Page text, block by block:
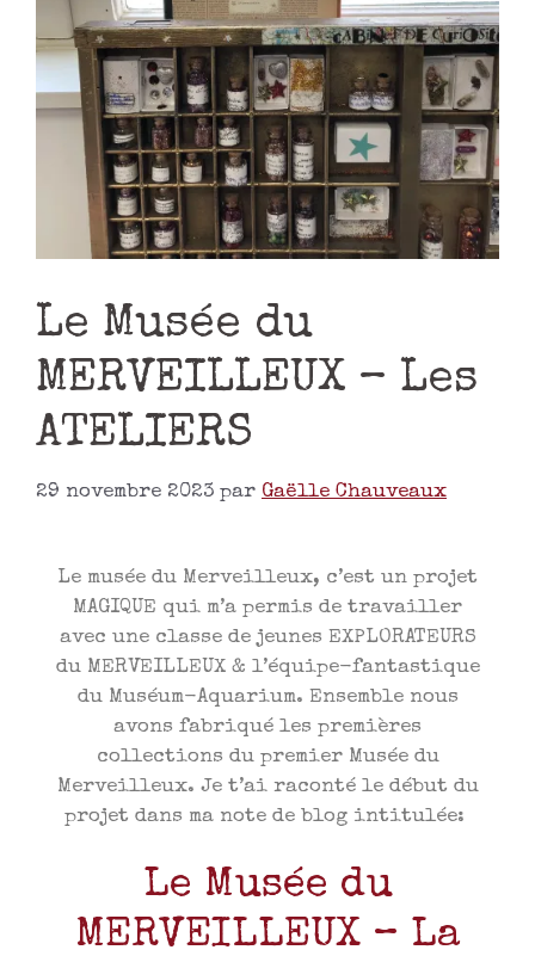
Le Musée du
MERVEILLEUX – Les
ATELIERS
29 novembre 2023 par Gaëlle Chauveaux
Le musée du Merveilleux, c’est un projet
MAGIQUE qui m’a permis de travailler
avec une classe de jeunes EXPLORATEURS
du MERVEILLEUX & l’équipe-fantastique
du Muséum-Aquarium. Ensemble nous
avons fabriqué les premières
collections du premier Musée du
Merveilleux. Je t’ai raconté le début du
projet dans ma note de blog intitulée:
Le Musée du
MERVEILLEUX – La